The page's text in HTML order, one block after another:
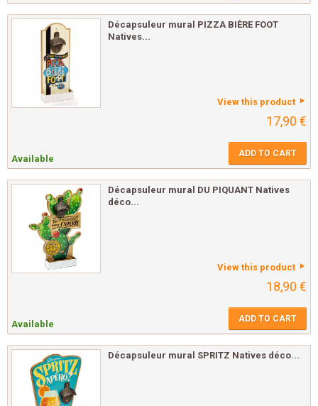
Décapsuleur mural PIZZA BIÈRE FOOT
Natives...
View this product
17,90 €
Available ADD TO CART
Décapsuleur mural DU PIQUANT Natives
déco...
View this product
18,90 €
Available ADD TO CART
Décapsuleur mural SPRITZ Natives déco...